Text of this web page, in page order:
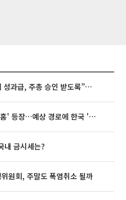
김정관 장관 “반도체 성과급, 주총 승인 받도록”…상법·자본시장법 개정 시사
태풍 '돌핀' 이어 '찬홈' 등장…예상 경로에 한국 '한숨'
내 금시세는?
원회, 주말도 폭염취소 될까